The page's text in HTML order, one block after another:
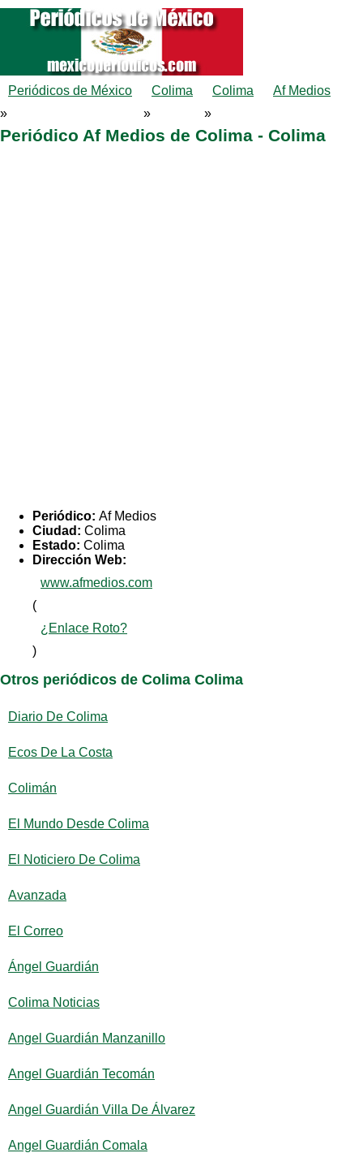
Periódicos de México
»
Colima
»
Colima
»
Af Medios
Periódico Af Medios de Colima - Colima
Periódico: Af Medios
Ciudad: Colima
Estado: Colima
Dirección Web:
www.afmedios.com
(
¿Enlace Roto?
)
Otros periódicos de Colima Colima
Diario De Colima
Ecos De La Costa
Colimán
El Mundo Desde Colima
El Noticiero De Colima
Avanzada
El Correo
Ángel Guardián
Colima Noticias
Angel Guardián Manzanillo
Angel Guardián Tecomán
Angel Guardián Villa De Álvarez
Angel Guardián Comala